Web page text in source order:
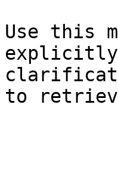
Use this
explicitly